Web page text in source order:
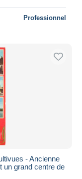
Professionnel
- Ancienne
un grand centre de